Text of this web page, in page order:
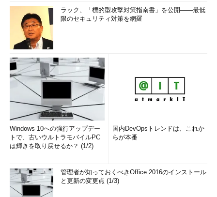
ラック、「標的型攻撃対策指南書」を公開――最低
限のセキュリティ対策を網羅
Windows 10への強行アップデー
トで、古いウルトラモバイルPC
は輝きを取り戻せるか？ (1/2)
国内DevOpsトレンドは、これか
らが本番
管理者が知っておくべきOffice 2016のインストール
と更新の変更点 (1/3)